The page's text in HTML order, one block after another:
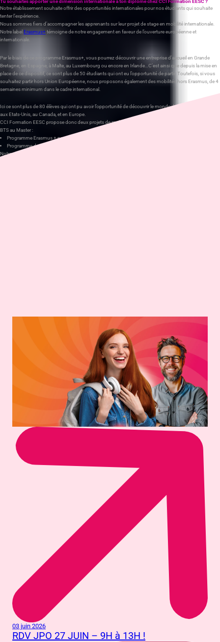
Tu souhaites apporter une dimension internationale à ton diplôme chez CCI Formation EESC ?
Notre établissement souhaite offrir des opportunités internationales pour nos étudiants qui souhaite
tenter l’expérience.
Nous sommes fiers d’accompagner les apprenants sur leur projet de stage en mobilité internationale.
Notre label Erasmus+témoigne de notre engagement en faveur de l’ouverture européenne et
internationale.
Par le biais de ce programme Erasmus+, vous pourrez découvrir une entreprise d’accueil en Grande
Bretagne, en Espagne, à Malte, au Luxembourg ou encore en Irlande…C’est ainsi que depuis la mise en
place de ce dispositif, ce sont plus de 50 étudiants qui ont eu l’opportunité de partir. Toutefois, si vous
souhaitez partir hors Union Européenne, nous proposons également des mobilités hors Erasmus, de 4
semaines minimum dans le cadre international.
Ici ce sont plus de 80 élèves qui ont pu avoir l’opportunité de découvrir le monde de l’entreprise à Dubaï,
aux Etats-Unis, au Canada, et en Europe.
CCI Formation EESC propose donc deux projets de mobilité de stage, ouvert à tous les diplômes du
BTS au Master :
Programme Erasmus + pour une durée minimum de 9 semaines,
Programme de mise à disposition, hors Erasmus, pour une durée minimum de 4 semaines
Notre référente mobilité,
03 juin 2026
RDV JPO 27 JUIN – 9H à 13H !